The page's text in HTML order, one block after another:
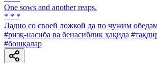
One sows and another reaps.
* * *
Ладно со своей ложкой да по чужим
#ризқ-насиба ва бенасиблик ҳақида
#бошқалар